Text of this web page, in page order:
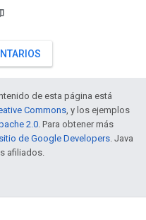
de esta página está
Commons, y los ejemplos
2.0. Para obtener más
de Google Developers. Java
afiliados.